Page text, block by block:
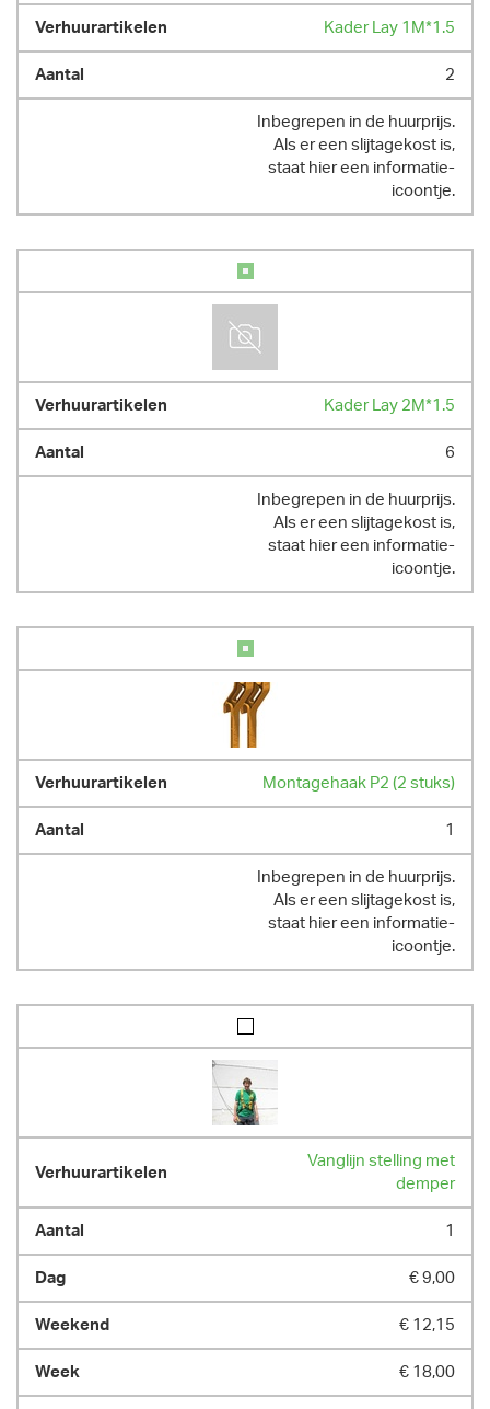
Kader Lay 1M*1.5
2
Inbegrepen in de huurprijs.
Als er een slijtagekost is,
staat hier een informatie-
icoontje.
Kader Lay 2M*1.5
6
Inbegrepen in de huurprijs.
Als er een slijtagekost is,
staat hier een informatie-
icoontje.
Montagehaak P2 (2 stuks)
1
Inbegrepen in de huurprijs.
Als er een slijtagekost is,
staat hier een informatie-
icoontje.
Vanglijn stelling met
demper
1
€ 9,00
€ 12,15
€ 18,00